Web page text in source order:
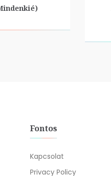
Fontos
Kapcsolat
Privacy Policy